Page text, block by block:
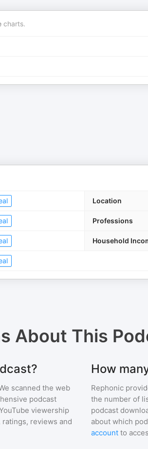
charts.
Location
Professions
Household
About This
scanned the web
podcast
viewership
reviews and
How
Rephonic
the number of
podcast
about which
account to